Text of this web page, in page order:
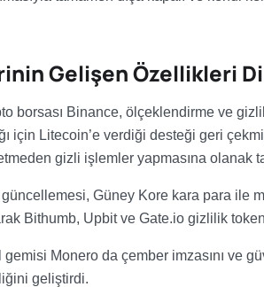
Gelişen Özellikleri
borsası Binance, ölçeklendirme ve
için Litecoin’e verdiği desteği geri
gizli işlemler yapmasına olanak
güncellemesi, Güney Kore kara para ile
Bithumb, Upbit ve Gate.io gizlilik
Monero da çember imzasını ve
geliştirdi.